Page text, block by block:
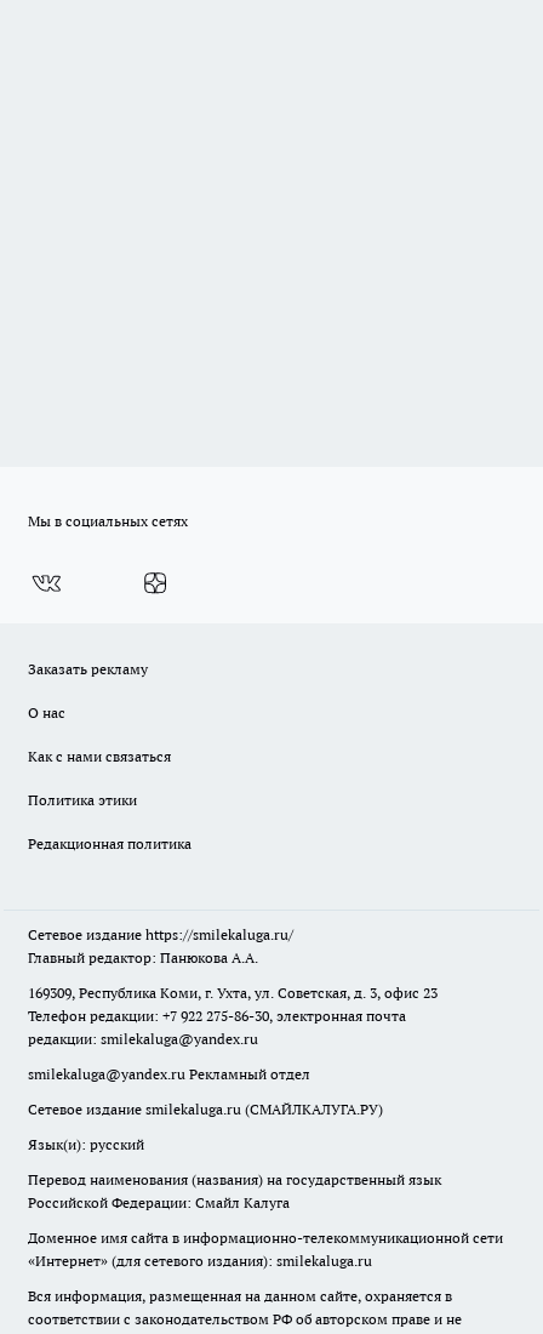
Мы в социальных сетях
Заказать рекламу
О нас
Как с нами связаться
Политика этики
Редакционная политика
Сетевое издание https://smilekaluga.ru/
Главный редактор: Панюкова А.А.
169309, Республика Коми, г. Ухта, ул. Советская, д. 3, офис 23
Телефон редакции: +7 922 275-86-30, электронная почта
редакции: smilekaluga@yandex.ru
smilekaluga@yandex.ru Рекламный отдел
Сетевое издание smilekaluga.ru (СМАЙЛКАЛУГА.РУ)
Язык(и): русский
Перевод наименования (названия) на государственный язык
Российской Федерации: Смайл Калуга
Доменное имя сайта в информационно-телекоммуникационной сети
«Интернет» (для сетевого издания): smilekaluga.ru
Вся информация, размещенная на данном сайте, охраняется в
соответствии с законодательством РФ об авторском праве и не